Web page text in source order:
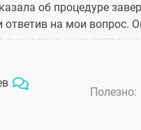
об процедуре
ответив на мои вопрос.
и качественно
результат.
Полезно: